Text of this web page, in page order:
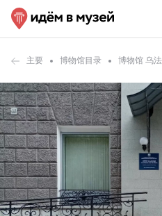
主要 博物馆目录 博物馆 乌法